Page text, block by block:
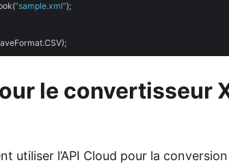
"sample.xml");
le convertisseur
utiliser l’API Cloud pour la